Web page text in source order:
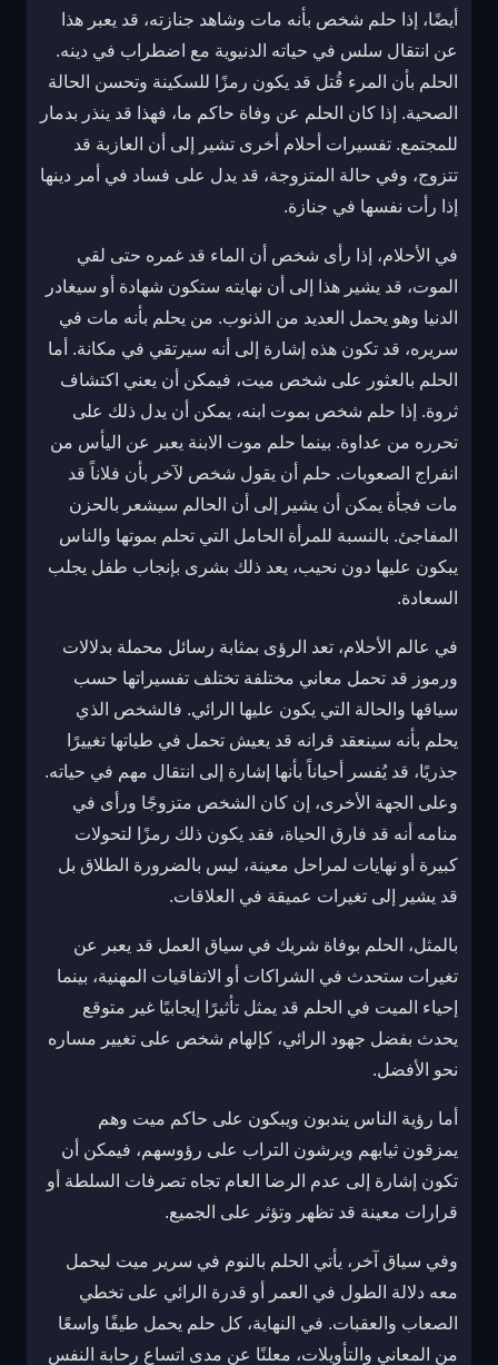
أيضًا، إذا حلم شخص بأنه مات وشاهد جنازته، قد يعبر هذا
عن انتقال سلس في حياته الدنيوية مع اضطراب في دينه.
الحلم بأن المرء قُتل قد يكون رمزًا للسكينة وتحسن الحالة
الصحية. إذا كان الحلم عن وفاة حاكم ما، فهذا قد ينذر بدمار
للمجتمع. تفسيرات أحلام أخرى تشير إلى أن العازبة قد
تتزوج، وفي حالة المتزوجة، قد يدل على فساد في أمر دينها
إذا رأت نفسها في جنازة.
في الأحلام، إذا رأى شخص أن الماء قد غمره حتى لقي
الموت، قد يشير هذا إلى أن نهايته ستكون شهادة أو سيغادر
الدنيا وهو يحمل العديد من الذنوب. من يحلم بأنه مات في
سريره، قد تكون هذه إشارة إلى أنه سيرتقي في مكانة. أما
الحلم بالعثور على شخص ميت، فيمكن أن يعني اكتشاف
ثروة. إذا حلم شخص بموت ابنه، يمكن أن يدل ذلك على
تحرره من عداوة. بينما حلم موت الابنة يعبر عن اليأس من
انفراج الصعوبات. حلم أن يقول شخص لآخر بأن فلاناً قد
مات فجأة يمكن أن يشير إلى أن الحالم سيشعر بالحزن
المفاجئ. بالنسبة للمرأة الحامل التي تحلم بموتها والناس
يبكون عليها دون نحيب، يعد ذلك بشرى بإنجاب طفل يجلب
السعادة.
في عالم الأحلام، تعد الرؤى بمثابة رسائل محملة بدلالات
ورموز قد تحمل معاني مختلفة تختلف تفسيراتها حسب
سياقها والحالة التي يكون عليها الرائي. فالشخص الذي
يحلم بأنه سينعقد قرانه قد يعيش تحمل في طياتها تغييرًا
جذريًا، قد يُفسر أحياناً بأنها إشارة إلى انتقال مهم في حياته.
وعلى الجهة الأخرى، إن كان الشخص متزوجًا ورأى في
منامه أنه قد فارق الحياة، فقد يكون ذلك رمزًا لتحولات
كبيرة أو نهايات لمراحل معينة، ليس بالضرورة الطلاق بل
قد يشير إلى تغيرات عميقة في العلاقات.
بالمثل، الحلم بوفاة شريك في سياق العمل قد يعبر عن
تغيرات ستحدث في الشراكات أو الاتفاقيات المهنية، بينما
إحياء الميت في الحلم قد يمثل تأثيرًا إيجابيًا غير متوقع
يحدث بفضل جهود الرائي، كإلهام شخص على تغيير مساره
نحو الأفضل.
أما رؤية الناس يندبون ويبكون على حاكم ميت وهم
يمزقون ثيابهم ويرشون التراب على رؤوسهم، فيمكن أن
تكون إشارة إلى عدم الرضا العام تجاه تصرفات السلطة أو
قرارات معينة قد تظهر وتؤثر على الجميع.
وفي سياق آخر، يأتي الحلم بالنوم في سرير ميت ليحمل
معه دلالة الطول في العمر أو قدرة الرائي على تخطي
الصعاب والعقبات. في النهاية، كل حلم يحمل طيفًا واسعًا
من المعاني والتأويلات، معلنًا عن مدى اتساع رحابة النفس